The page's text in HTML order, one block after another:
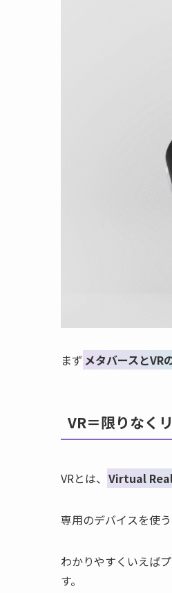
まずメタバースとVR
VR＝限りなく
VRとは、 Virtual
専用のデバイスを使
わかりやすくいえば
す。